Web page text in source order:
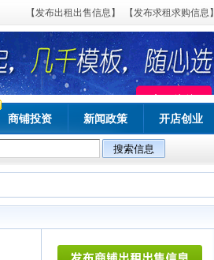
【发布出租出售信息】 【发布求租求购信息】
商铺投资 新闻政策 开店创业